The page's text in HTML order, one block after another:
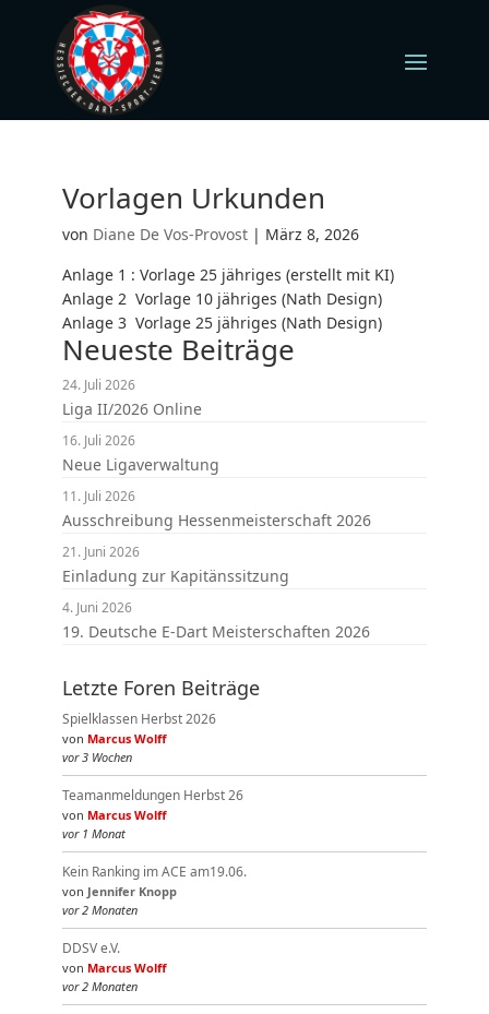
Vorlagen Urkunden
von Diane De Vos-Provost| März 8, 2026
Anlage 1 : Vorlage 25 jähriges (erstellt mit KI)
Anlage 2 Vorlage 10 jähriges (Nath Design)
Anlage 3 Vorlage 25 jähriges (Nath Design)
Neueste Beiträge
Liga II/2026 Online
24. Juli 2026
Neue Ligaverwaltung
16. Juli 2026
Ausschreibung Hessenmeisterschaft 2026
11. Juli 2026
Einladung zur Kapitänssitzung
21. Juni 2026
19. Deutsche E-Dart Meisterschaften 2026
4. Juni 2026
Letzte Foren Beiträge
Spielklassen Herbst 2026
von Marcus Wolff
vor 3 Wochen
Teamanmeldungen Herbst 26
von Marcus Wolff
vor 1 Monat
Kein Ranking im ACE am19.06.
von Jennifer Knopp
vor 2 Monaten
DDSV e.V.
von Marcus Wolff
vor 2 Monaten